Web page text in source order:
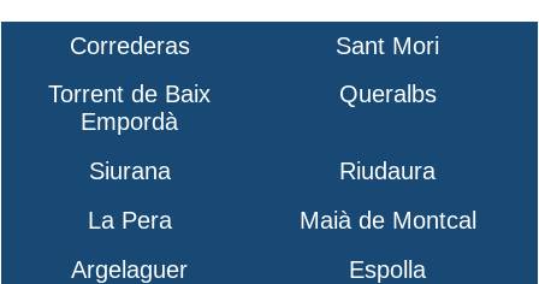
Correderas
Sant Mori
Torrent de Baix
Empordà
Queralbs
Siurana
Riudaura
La Pera
Maià de Montcal
Argelaguer
Espolla